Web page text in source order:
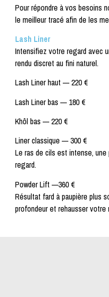
Pour répondre à vos besoins
le meilleur tracé afin de les
Lash Liner
Intensifiez votre regard avec
rendu discret au fini naturel.
Lash Liner haut —220 €
Lash Liner bas — 180 €
Khôl bas —220 €
Liner classique —300 €
Le ras de cils est intense,
regard.
Powder Lift —360 €
Résultat fard à paupière plus
profondeur et rehausser votre